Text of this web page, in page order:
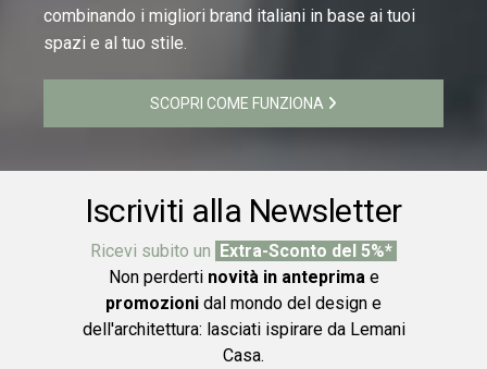
combinando i migliori brand italiani in base ai tuoi
spazi e al tuo stile.
SCOPRI COME FUNZIONA
Iscriviti alla Newsletter
Ricevi subito un Extra-Sconto del 5%*
Non perderti novità in anteprima e
promozioni dal mondo del design e
dell'architettura: lasciati ispirare da Lemani
Casa.